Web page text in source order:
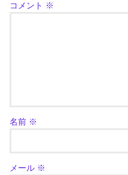
コメント ※
名前 ※
メール ※